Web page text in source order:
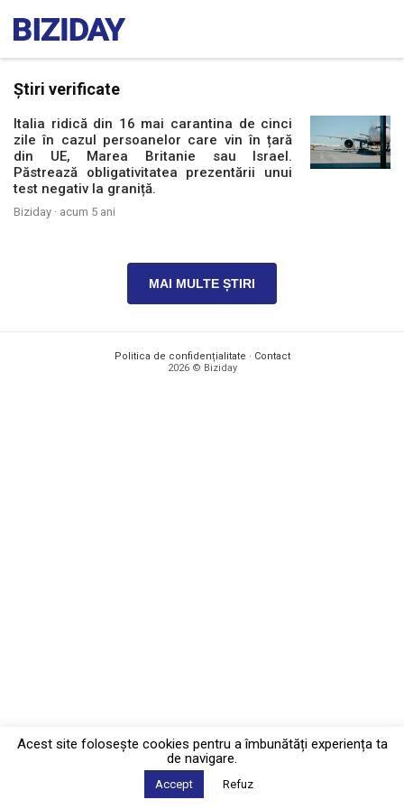
Știri verificate
Italia ridică din 16 mai carantina de cinci
zile în cazul persoanelor care vin în țară
din UE, Marea Britanie sau Israel.
Păstrează obligativitatea prezentării unui
test negativ la graniță.
Biziday · acum 5 ani
MAI MULTE ȘTIRI
Politica de confidențialitate · Contact
2026 © Biziday
Acest site foloseşte cookies pentru a îmbunătăți experiența ta
de navigare.
Accept Refuz